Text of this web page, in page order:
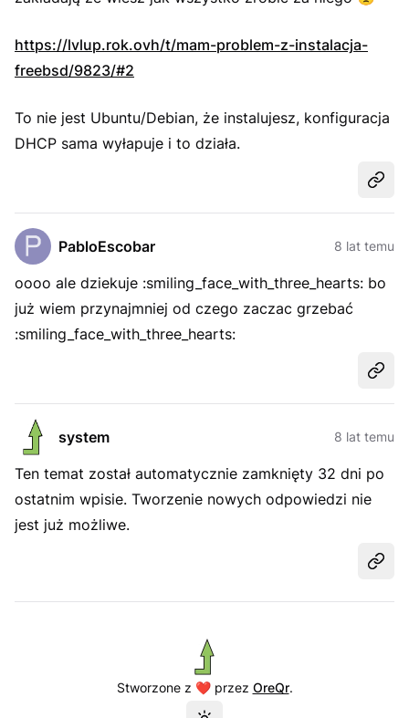
https://lvlup.rok.ovh/t/mam-problem-z-instalacja-
freebsd/9823/#2
To nie jest Ubuntu/Debian, że instalujesz, konfiguracja
DHCP sama wyłapuje i to działa.
PabloEscobar 8 lat temu
oooo ale dziekuje :smiling_face_with_three_hearts: bo
już wiem przynajmniej od czego zaczac grzebać
:smiling_face_with_three_hearts:
system 8 lat temu
Ten temat został automatycznie zamknięty 32 dni po
ostatnim wpisie. Tworzenie nowych odpowiedzi nie
jest już możliwe.
Stworzone z ❤️ przez OreQr.